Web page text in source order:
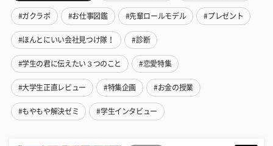
#ガクラボ #お仕事図鑑 #先輩ロールモデル #プレゼント
#ほんとにいい会社見つけ隊！ #診断
#学生の君に伝えたい３つのこと #恋愛特集
#大学生正直レビュー #特集企画 #お金の授業
#もやもや解決ゼミ #学生インタビュー